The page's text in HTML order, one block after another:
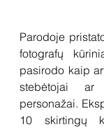
Parodoje
fotografų
pasirodo kaip
stebėtojai ar
personažai.
10 skirtingų